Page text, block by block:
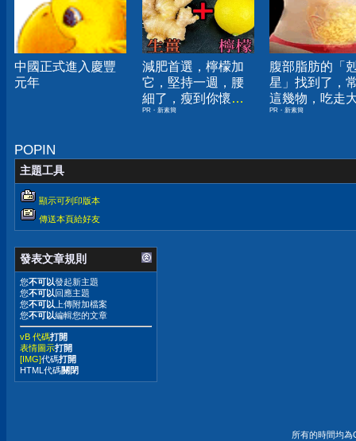
中國正式進入慶豐
元年
減肥首選，檸檬加
它，堅持一週，腰
細了，瘦到你懷疑
人生
PR・新素簡
腹部脂肪的「
星」找到了，
這幾物，吃走
囊，瘦出小蠻
PR・新素簡
POPIN
主題工具
顯示可列印版本
傳送本頁給好友
發表文章規則
您不可以發起新主題
您不可以回應主題
您不可以 上傳附加檔案
您不可以編輯您的文章
vB 代碼打開
表情圖示打開
[IMG]代碼打開
HTML代碼關閉
所有的時間均為